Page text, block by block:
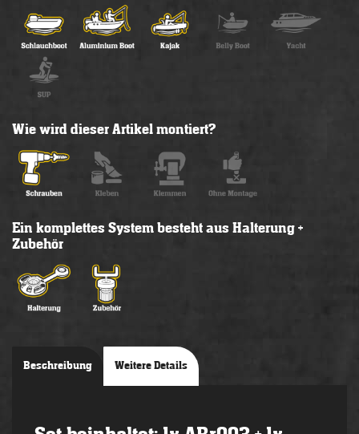
Wie wird dieser Artikel montiert?
Ein komplettes System besteht aus Halterung +
Zubehör
Beschreibung Weitere Details